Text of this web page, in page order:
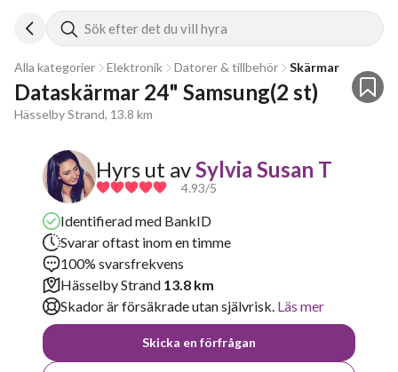
Sök efter det du vill hyra
Alla kategorier Elektronik Datorer & tillbehör Skärmar
Dataskärmar 24" Samsung(2 st)
Hässelby Strand, 13.8 km
Hyrs ut avSylvia Susan T
4.93/5
Identifierad med BankID
Svarar oftast inom en timme
100% svarsfrekvens
Hässelby Strand 13.8 km
Skador är försäkrade utan självrisk. Läs mer
Skicka en förfrågan